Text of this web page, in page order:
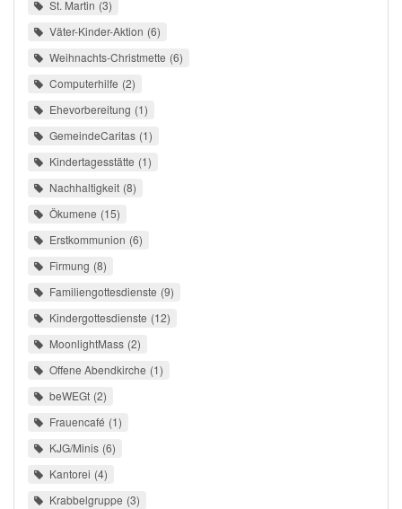
St. Martin 3
Väter-Kinder-Aktion 6
Weihnachts-Christmette 6
Computerhilfe 2
Ehevorbereitung 1
GemeindeCaritas 1
Kindertagesstätte 1
Nachhaltigkeit 8
Ökumene 15
Erstkommunion 6
Firmung 8
Familiengottesdienste 9
Kindergottesdienste 12
MoonlightMass 2
Offene Abendkirche 1
beWEGt 2
Frauencafé 1
KJG/Minis 6
Kantorei 4
Krabbelgruppe 3